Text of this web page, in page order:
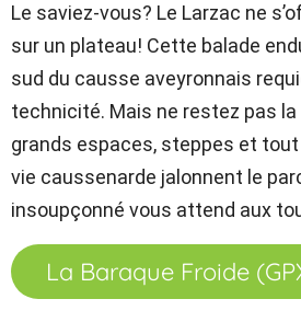
Le saviez-vous? Le Larzac ne
sur un plateau! Cette balade
sud du causse aveyronnais
technicité. Mais ne restez pas
grands espaces, steppes et
vie caussenarde jalonnent le
insoupçonné vous attend aux
La Baraque Froide